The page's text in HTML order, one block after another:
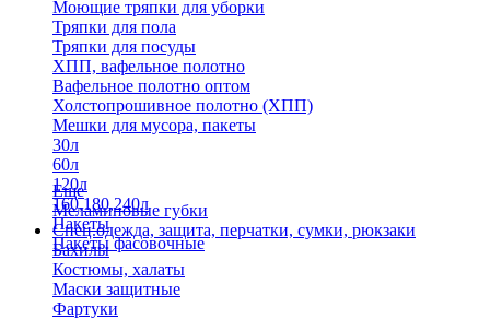
Моющие тряпки для уборки
Тряпки для пола
Тряпки для посуды
ХПП, вафельное полотно
Вафельное полотно оптом
Холстопрошивное полотно (ХПП)
Мешки для мусора, пакеты
30л
60л
120л
160,180,240л
Пакеты
Пакеты фасовочные
Еще
Меламиновые губки
Спец.одежда, защита, перчатки, сумки, рюкзаки
Бахилы
Костюмы, халаты
Маски защитные
Фартуки